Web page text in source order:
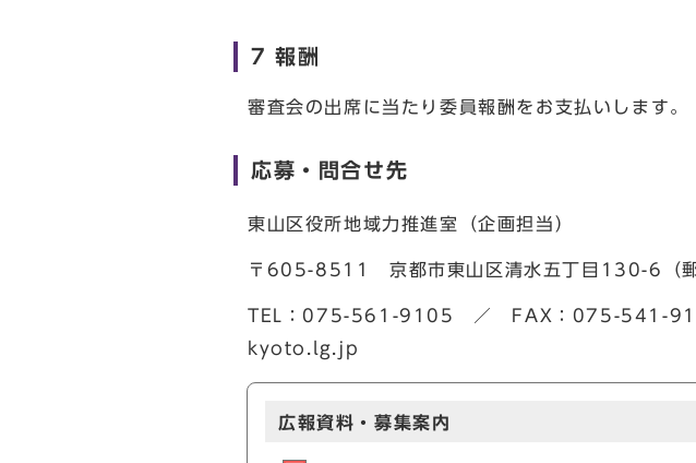
7 報酬
審査会の出席に当たり委員報酬をお支払いします。
応募・問合せ先
東山区役所地域力推進室（企画担当）
〒605-8511 京都市東山区清水五丁目130-6（郵
TEL：075-561-9105 ／ FAX：075-541-
kyoto.lg.jp
広報資料・募集案内